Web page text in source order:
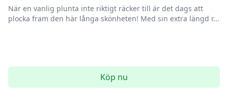
När en vanlig plunta inte riktigt räcker till är det dags att
plocka fram den här långa skönheten! Med sin extra längd r...
Köp nu